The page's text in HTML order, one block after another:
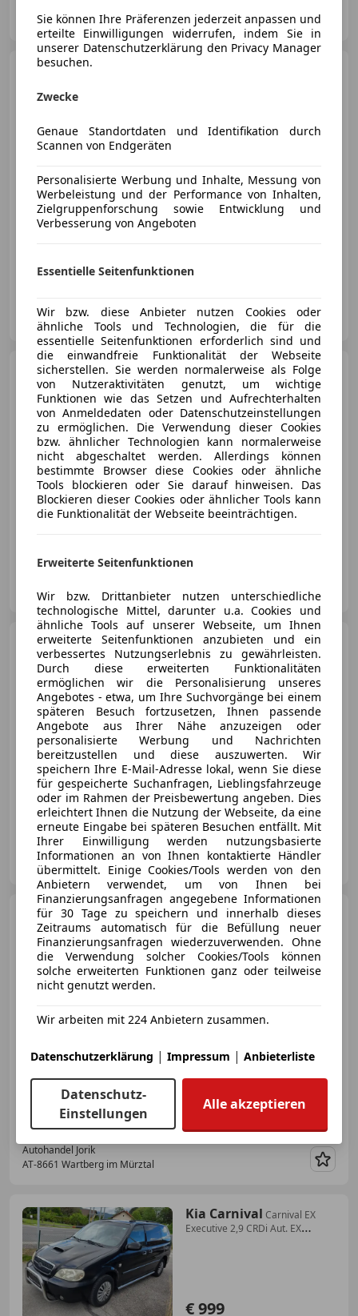
AT-8661 Wartberg im Mürztal
Autohandel Jorik
AT-8661 Wartberg im Mürztal
Dodge Challenger 3.6 V6
€ 17 999
AT-8661 Wartberg im Mürztal
Volkswagen Jetta 1.4
€ 11 999
06/2019 189 000 km Benzin 110 kW (150 PS)
Autohandel Jorik
AT-8661 Wartberg im Mürztal
Chrysler 300C 3.6 V6
06/2015 241 000 km Benzin 218 kW (296 PS)
Autohandel Jorik
AT-8661 Wartberg im Mürztal
Kia Carnival Carnival EX
Executive 2,9 CRDi Aut. EX
€ 999
Sie können Ihre Präferenzen jederzeit anpassen und
erteilte Einwilligungen widerrufen, indem Sie in
unserer Datenschutzerklärung den Privacy Manager
besuchen.
Zwecke
Genaue Standortdaten und Identifikation durch
Scannen von Endgeräten
Personalisierte Werbung und Inhalte, Messung von
Werbeleistung und der Performance von Inhalten,
Zielgruppenforschung sowie Entwicklung und
Verbesserung von Angeboten
Essentielle Seitenfunktionen
Wir bzw. diese Anbieter nutzen Cookies oder
ähnliche Tools und Technologien, die für die
essentielle Seitenfunktionen erforderlich sind und
die einwandfreie Funktionalität der Webseite
sicherstellen. Sie werden normalerweise als Folge
von Nutzeraktivitäten genutzt, um wichtige
Funktionen wie das Setzen und Aufrechterhalten
von Anmeldedaten oder Datenschutzeinstellungen
zu ermöglichen. Die Verwendung dieser Cookies
bzw. ähnlicher Technologien kann normalerweise
nicht abgeschaltet werden. Allerdings können
bestimmte Browser diese Cookies oder ähnliche
Tools blockieren oder Sie darauf hinweisen. Das
Blockieren dieser Cookies oder ähnlicher Tools kann
die Funktionalität der Webseite beeinträchtigen.
Erweiterte Seitenfunktionen
Wir bzw. Drittanbieter nutzen unterschiedliche
technologische Mittel, darunter u.a. Cookies und
ähnliche Tools auf unserer Webseite, um Ihnen
erweiterte Seitenfunktionen anzubieten und ein
verbessertes Nutzungserlebnis zu gewährleisten.
Durch diese erweiterten Funktionalitäten
ermöglichen wir die Personalisierung unseres
Angebotes - etwa, um Ihre Suchvorgänge bei einem
späteren Besuch fortzusetzen, Ihnen passende
Angebote aus Ihrer Nähe anzuzeigen oder
personalisierte Werbung und Nachrichten
bereitzustellen und diese auszuwerten. Wir
speichern Ihre E-Mail-Adresse lokal, wenn Sie diese
für gespeicherte Suchanfragen, Lieblingsfahrzeuge
oder im Rahmen der Preisbewertung angeben. Dies
erleichtert Ihnen die Nutzung der Webseite, da eine
erneute Eingabe bei späteren Besuchen entfällt. Mit
Ihrer Einwilligung werden nutzungsbasierte
Informationen an von Ihnen kontaktierte Händler
übermittelt. Einige Cookies/Tools werden von den
Anbietern verwendet, um von Ihnen bei
Finanzierungsanfragen angegebene Informationen
für 30 Tage zu speichern und innerhalb dieses
Zeitraums automatisch für die Befüllung neuer
Finanzierungsanfragen wiederzuverwenden. Ohne
die Verwendung solcher Cookies/Tools können
solche erweiterten Funktionen ganz oder teilweise
nicht genutzt werden.
Wir arbeiten mit 224 Anbietern zusammen.
Datenschutzerklärung | Impressum | Anbieterliste
Datenschutz-
Einstellungen
Alle akzeptieren